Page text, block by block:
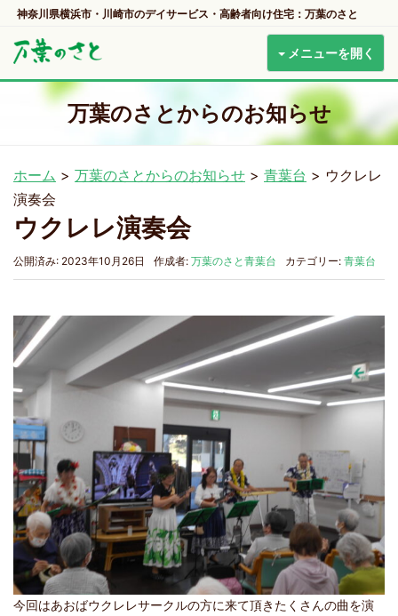
神奈川県横浜市・川崎市のデイサービス・高齢者向け住宅：万葉のさと
メニューを開く
万葉のさとからのお知らせ
ホーム > 万葉のさとからのお知らせ > 青葉台 > ウクレレ
演奏会
ウクレレ演奏会
公開済み: 2023年10月26日 作成者: 万葉のさと青葉台 カテゴリー: 青葉台
今回はあおばウクレレサークルの方に来て頂きたくさんの曲を演